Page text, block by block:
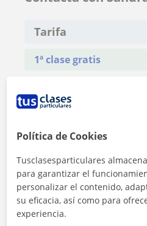
Tarifa
1ª clase gratis
Política de Cookies
Tusclasesparticulares
para garantizar el
personalizar el contenido,
su eficacia, así como para
experiencia.